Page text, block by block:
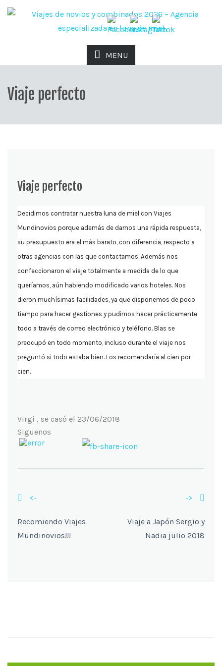
MENU
Viaje perfecto
Viaje perfecto
Decidimos contratar nuestra luna de miel con Viajes
Mundinovios porque además de darnos una rápida respuesta,
su presupuesto era el más barato, con diferencia, respecto a
otras agencias con las que contactamos. Además nos
confeccionaron el viaje totalmente a medida de lo que
queríamos, aún habiendo modificado varios hoteles. Nos
dieron muchísimas facilidades, ya que disponemos de poco
tiempo para hacer gestiones y pudimos hacer prácticamente
todo a través de correo electrónico y teléfono. Blas se
preocupó en todo momento, incluso durante el viaje nos
preguntó si todo estaba bien. Los recomendaría al cien por
cien.
Virgi , se casó el 23/06/2018
Siguenos
<-
Recomiendo Viajes
Mundinovios!!!
->
Viaje a Japón Sergio y
Nadia julio 2018